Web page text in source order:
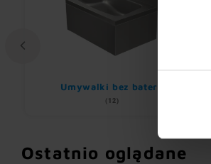
Umywalki bez baterii
(12)
Ostatnio oglądane